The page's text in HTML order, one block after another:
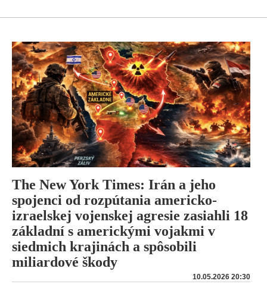
The New York Times: Irán a jeho
spojenci od rozpútania americko-
izraelskej vojenskej agresie zasiahli 18
základní s americkými vojakmi v
siedmich krajinách a spôsobili
miliardové škody
10.05.2026 20:30